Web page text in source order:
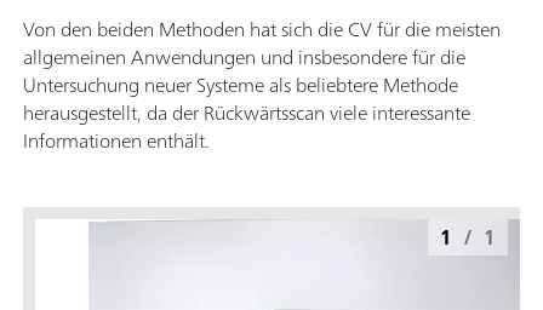
Von den beiden Methoden hat sich die CV für die meisten
allgemeinen Anwendungen und insbesondere für die
Untersuchung neuer Systeme als beliebtere Methode
herausgestellt, da der Rückwärtsscan viele interessante
Informationen enthält.
1 / 1